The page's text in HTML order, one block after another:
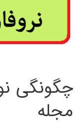
چگونگی
مجله